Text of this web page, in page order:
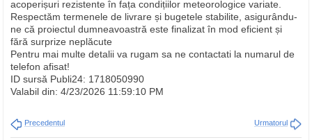
acoperișuri rezistente în fața condițiilor meteorologice variate.
Respectăm termenele de livrare și bugetele stabilite, asigurându-
ne că proiectul dumneavoastră este finalizat în mod eficient și
fără surprize neplăcute
Pentru mai multe detalii va rugam sa ne contactati la numarul de
telefon afisat!
ID sursă Publi24: 1718050990
Valabil din: 4/23/2026 11:59:10 PM
Precedentul Urmatorul